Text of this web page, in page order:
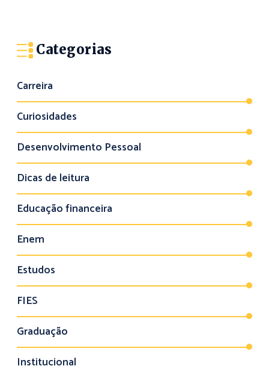
Categorias
Carreira
Curiosidades
Desenvolvimento Pessoal
Dicas de leitura
Educação financeira
Enem
Estudos
FIES
Graduação